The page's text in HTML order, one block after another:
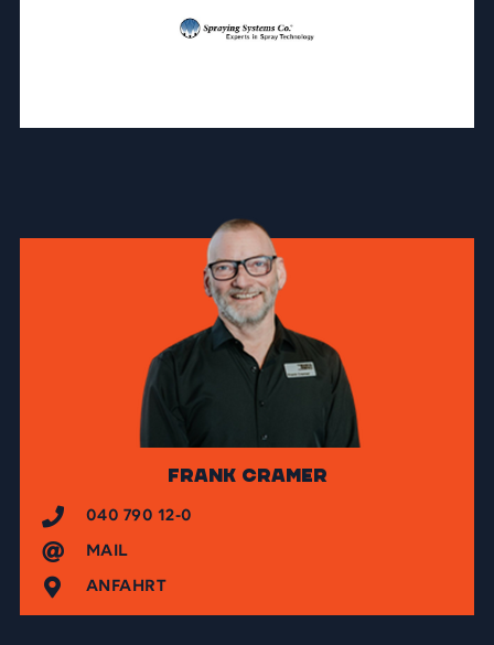
Frank Cramer
040 790 12-0
MAIL
ANFAHRT